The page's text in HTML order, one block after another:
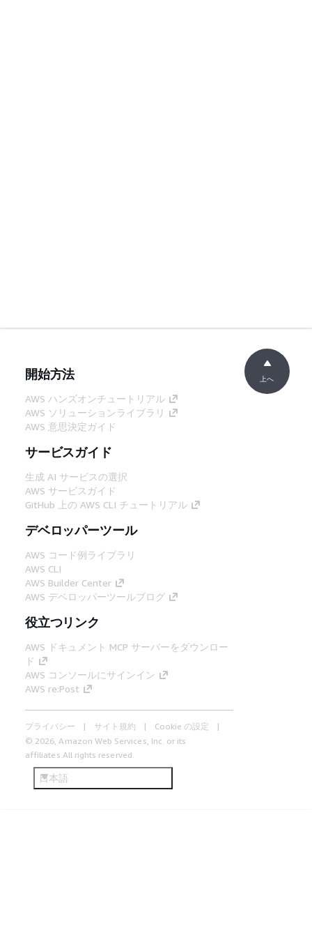
開始方法
AWS ハンズオンチュートリアル
AWS ソリューションライブラリ
AWS 意思決定ガイド
サービスガイド
生成 AI サービスの選択
AWS サービスガイド
GitHub 上の AWS CLI チュートリアル
デベロッパーツール
AWS コード例ライブラリ
AWS CLI
AWS Builder Center
AWS デベロッパーツールブログ
役立つリンク
AWS ドキュメント MCP サーバーをダウンロー
ド
AWS コンソールにサインイン
AWS re:Post
プライバシー サイト規約
Cookie の設定
© 2026, Amazon Web Services, Inc. or its
affiliates.All rights reserved.
日本語
上へ